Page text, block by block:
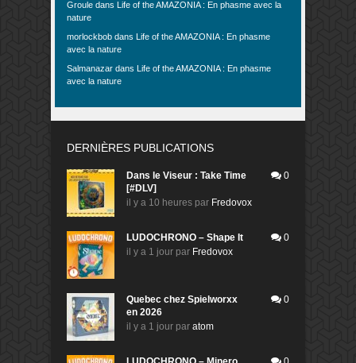
Groule dans Life of the AMAZONIA : En phasme avec la
nature
morlockbob dans Life of the AMAZONIA : En phasme
avec la nature
Salmanazar dans Life of the AMAZONIA : En phasme
avec la nature
DERNIÈRES PUBLICATIONS
Dans le Viseur : Take Time
[#DLV]
il y a 10 heures par Fredovox
0
LUDOCHRONO – Shape It
il y a 1 jour par Fredovox
0
Quebec chez Spielworxx
en 2026
il y a 1 jour par atom
0